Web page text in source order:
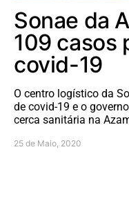
Sonae da
109 casos
covid-19
O centro logístico da
de covid-19 e o
cerca sanitária na
25 de Maio, 2020